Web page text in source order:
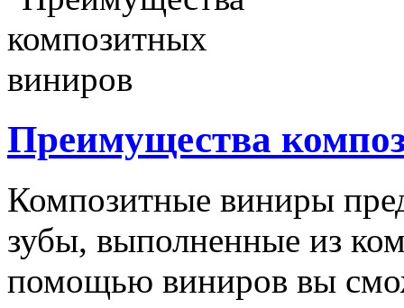
Преимущества
Композитные виниры
зубы, выполненные из
помощью виниров вы